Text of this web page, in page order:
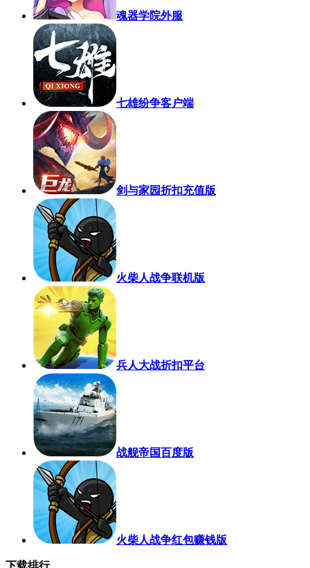
魂器学院外服
七雄纷争客户端
剑与家园折扣充值版
火柴人战争联机版
兵人大战折扣平台
战舰帝国百度版
火柴人战争红包赚钱版